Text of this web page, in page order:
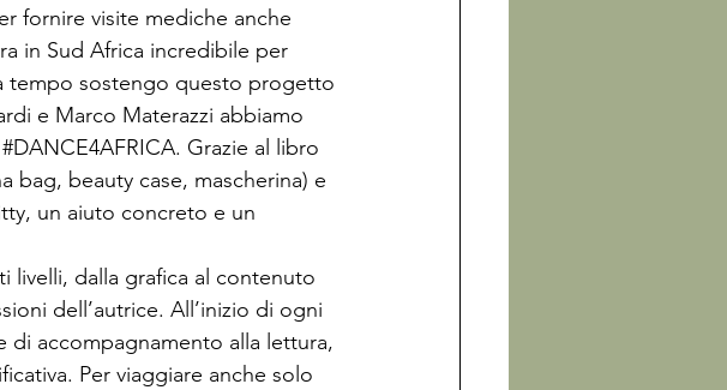
fornire visite mediche anche
in Sud Africa incredibile per
tempo sostengo questo progetto
e Marco Materazzi abbiamo
#DANCE4AFRICA. Grazie al libro
bag, beauty case, mascherina) e
un aiuto concreto e un
livelli, dalla grafica al contenuto
dell’autrice. All’inizio di ogni
di accompagnamento alla lettura,
Per viaggiare anche solo